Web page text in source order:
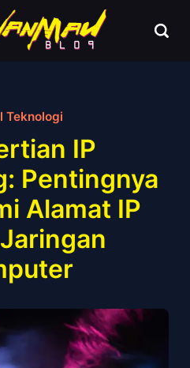
Teknologi
IP
Pentingnya
Alamat IP